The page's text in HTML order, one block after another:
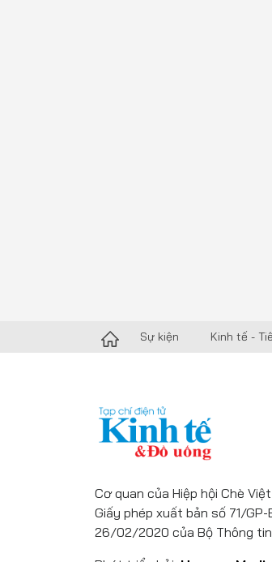
Sự kiện Kinh tế -
Cơ quan của Hiệp hội Chè
Giấy phép xuất bản số 71/
26/02/2020 của Bộ Thông